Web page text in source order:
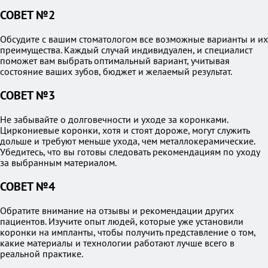
СОВЕТ №2
Обсудите с вашим стоматологом все возможные варианты и их
преимущества. Каждый случай индивидуален, и специалист
поможет вам выбрать оптимальный вариант, учитывая
состояние ваших зубов, бюджет и желаемый результат.
СОВЕТ №3
Не забывайте о долговечности и уходе за коронками.
Циркониевые коронки, хотя и стоят дороже, могут служить
дольше и требуют меньше ухода, чем металлокерамические.
Убедитесь, что вы готовы следовать рекомендациям по уходу
за выбранным материалом.
СОВЕТ №4
Обратите внимание на отзывы и рекомендации других
пациентов. Изучите опыт людей, которые уже установили
коронки на импланты, чтобы получить представление о том,
какие материалы и технологии работают лучше всего в
реальной практике.